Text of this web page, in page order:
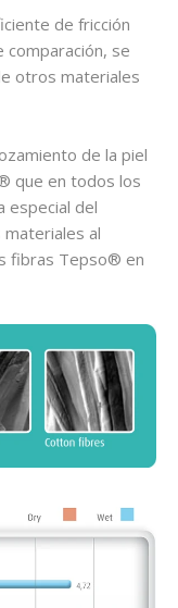
de fricción
se
otros materiales
de la piel
que en todos los
especial del
al
fibras Tepso® en